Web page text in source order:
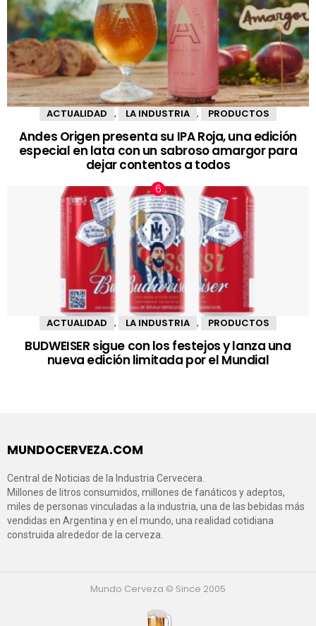
ACTUALIDAD LA INDUSTRIA PRODUCTOS
Andes Origen presenta su IPA Roja, una edición
especial en lata con un sabroso amargor para
dejar contentos a todos
ACTUALIDAD , LA INDUSTRIA , PRODUCTOS
BUDWEISER sigue con los festejos y lanza una
nueva edición limitada por el Mundial
MUNDOCERVEZA.COM
Central de Noticias de la Industria Cervecera.
Millones de litros consumidos, millones de fanáticos y adeptos,
miles de personas vinculadas a la industria, una de las bebidas más
vendidas en Argentina y en el mundo, una realidad cotidiana
construida alrededor de la cerveza.
Mundo Cerveza © Since 2005